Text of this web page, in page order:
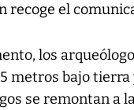
recoge el
los
metros bajo
se remontan a